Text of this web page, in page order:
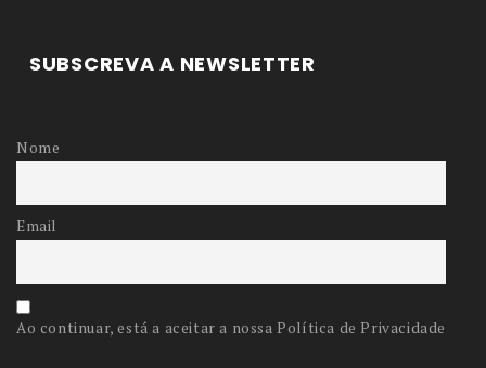
SUBSCREVA A NEWSLETTER
Nome
Email
Ao continuar, está a aceitar a nossa Política de Privacidade